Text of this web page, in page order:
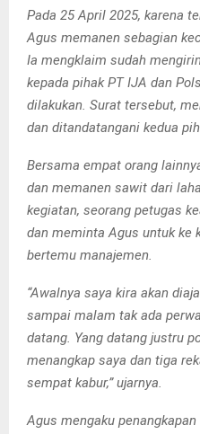
Pada 25 April 2025, karena
Agus memanen sebagian
Ia mengklaim sudah
kepada pihak PT IJA dan
dilakukan. Surat tersebut,
dan ditandatangani kedua
Bersama empat orang
dan memanen sawit dari
kegiatan, seorang petugas
dan meminta Agus untuk ke
bertemu manajemen.
“Awalnya saya kira akan
sampai malam tak ada
datang. Yang datang justru
menangkap saya dan tiga
sempat kabur,” ujarnya.
Agus mengaku